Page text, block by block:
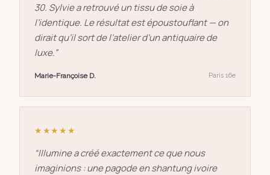
30. Sylvie a retrouvé un tissu de soie à
l’identique. Le résultat est époustouflant — on
dirait qu’il sort de l’atelier d’un antiquaire de
luxe.”
Marie-Françoise D. Paris 16e
★★★★★
“Illumine a créé exactement ce que nous
imaginions : une pagode en shantung ivoire